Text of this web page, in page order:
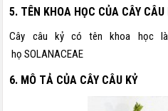
5. TÊN KHOA HỌC CỦA CÂY CÂU
Cây câu kỷ có tên khoa học là
họ SOLANACEAE
6. MÔ TẢ CỦA CÂY CÂU KỶ